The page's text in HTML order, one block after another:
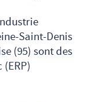
Saint-Denis
(95) sont des